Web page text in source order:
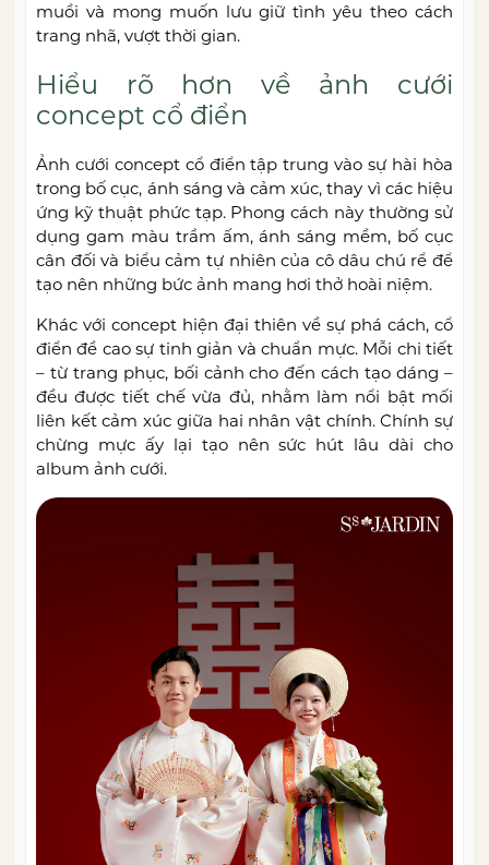
muồi và mong muốn lưu giữ tình yêu theo cách
trang nhã, vượt thời gian.
Hiểu rõ hơn về ảnh cưới
concept cổ điển
Ảnh cưới concept cổ điển tập trung vào sự hài hòa
trong bố cục, ánh sáng và cảm xúc, thay vì các hiệu
ứng kỹ thuật phức tạp. Phong cách này thường sử
dụng gam màu trầm ấm, ánh sáng mềm, bố cục
cân đối và biểu cảm tự nhiên của cô dâu chú rể để
tạo nên những bức ảnh mang hơi thở hoài niệm.
Khác với concept hiện đại thiên về sự phá cách, cổ
điển đề cao sự tinh giản và chuẩn mực. Mỗi chi tiết
– từ trang phục, bối cảnh cho đến cách tạo dáng –
đều được tiết chế vừa đủ, nhằm làm nổi bật mối
liên kết cảm xúc giữa hai nhân vật chính. Chính sự
chừng mực ấy lại tạo nên sức hút lâu dài cho
album ảnh cưới.